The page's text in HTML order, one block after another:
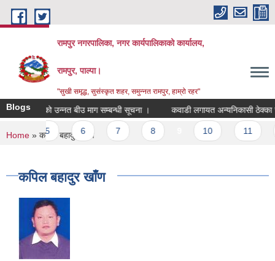
Skip to main content
रामपुर नगरपालिका, नगर कार्यपालिकाको कार्यालय,
रामपुर, पाल्पा।
"सुखी समृद्ध, सुसंस्कृत शहर, समुन्नत रामपुर, हाम्रो रहर"
Blogsगहुँको उन्नत बीउ माग सम्बन्धी सूचना । कवाडी लगायत अन्यनिकासी ठेक्का
… 6
You are here
Home » कपिल बहादुर खाँण
कपिल बहादुर खाँण